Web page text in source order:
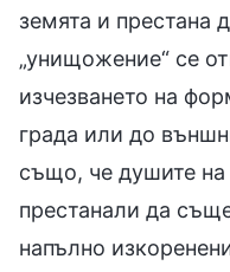
земята и престана
„унищожение“ се
изчезването на
града или до
също, че душите на
престанали да
напълно